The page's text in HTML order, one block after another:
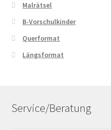
Malrätsel
B-Vorschulkinder
Querformat
Längsformat
Service/Beratung